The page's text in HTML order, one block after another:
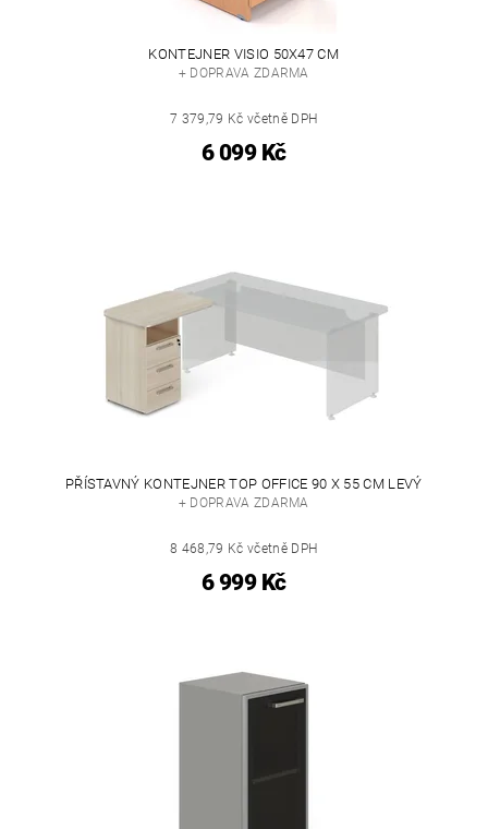
KONTEJNER VISIO 50X47 CM
+ DOPRAVA ZDARMA
7 379,79 Kč včetně DPH
6 099 Kč
PŘÍSTAVNÝ KONTEJNER TOP OFFICE 90 X 55 CM LEVÝ
+ DOPRAVA ZDARMA
8 468,79 Kč včetně DPH
6 999 Kč